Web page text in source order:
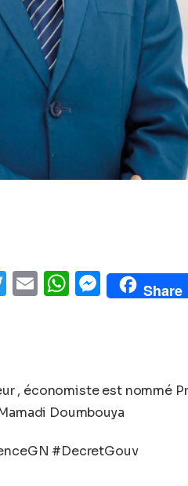
Twitter
Email Share
, économiste est nommé
Doumbouya
#DecretGouv